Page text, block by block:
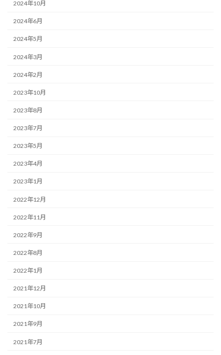
2024年10月
2024年6月
2024年5月
2024年3月
2024年2月
2023年10月
2023年8月
2023年7月
2023年5月
2023年4月
2023年1月
2022年12月
2022年11月
2022年9月
2022年8月
2022年1月
2021年12月
2021年10月
2021年9月
2021年7月